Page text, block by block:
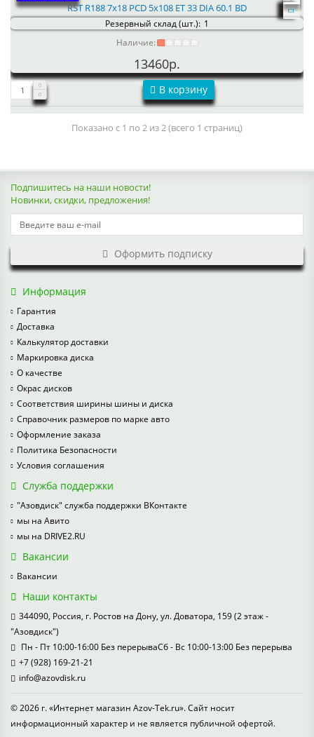
RST R188 7x18 PCD 5x108 ET 33 DIA 60.1 BD
Резервный склад (шт.): 1
Наличие:
13460р.
В корзину
Показано с 1 по 2 из 2 (всего 1 страниц)
Подпишитесь на наши новости!
Новинки, скидки, предложения!
Оформить подписку
Информация
Гарантия
Доставка
Калькулятор доставки
Маркировка диска
О качестве
Окрас дисков
Соответствия ширины шины и диска
Справочник размеров по марке авто
Оформление заказа
Политика Безопасности
Условия соглашения
Служба поддержки
"Азовдиск" служба поддержки ВКонтакте
мы на Авито
мы на DRIVE2.RU
Вакансии
Вакансии
Наши контакты
344090, Россия, г. Ростов на Дону, ул. Доватора, 159 (2 этаж -
"Азовдиск")
Пн - Пт 10:00-16:00 Без перерываСб - Вс 10:00-13:00 Без перерыва
+7 (928) 169-21-21
info@azovdisk.ru
© 2026 г. «Интернет магазин Azov-Tek.ru». Сайт носит
информационный характер и не является публичной офертой.